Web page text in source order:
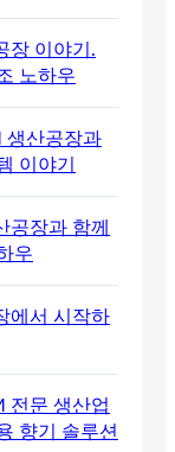
장 이야기.
노하우
생산공장과
이야기
공장과 함께
우
에서 시작하
전문 생산업
향기 솔루션